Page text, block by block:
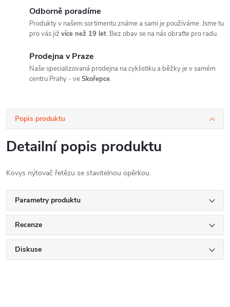
Odborně poradíme
Produkty v našem sortimentu známe a sami je používáme. Jsme tu
pro vás již více než 19 let. Bez obav se na nás obraťte pro radu.
Prodejna v Praze
Naše specializovaná prodejna na cyklistiku a běžky je v samém
centru Prahy - veSkořepce.
Popis produktu
Detailní popis produktu
Kovys nýtovač řetězu se stavitelnou opěrkou.
Parametry produktu
Recenze
Diskuse